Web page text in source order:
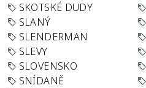
SKOTSKÉ DUDY
SLANÝ
SLENDERMAN
SLEVY
SLOVENSKO
SNÍDANĚ